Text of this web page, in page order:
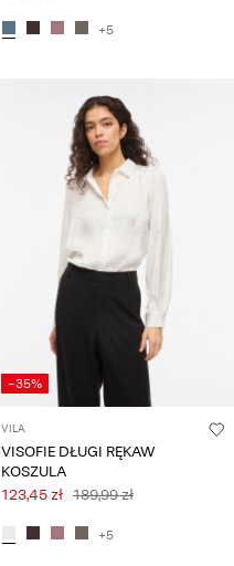
+5
-35%
VILA
VISOFIE DŁUGI RĘKAW
KOSZULA
123,45 zł 189,99 zł
+5